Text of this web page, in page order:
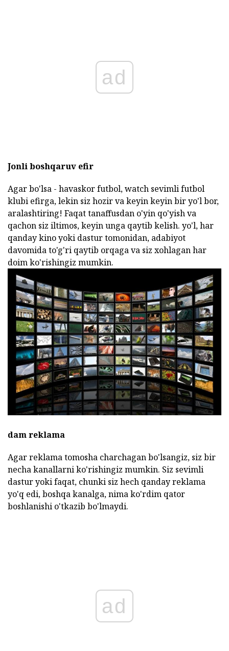
ad
Jonli boshqaruv efir
Agar bo'lsa - havaskor futbol, watch sevimli futbol
klubi efirga, lekin siz hozir va keyin keyin bir yo'l bor,
aralashtiring! Faqat tanaffusdan o'yin qo'yish va
qachon siz iltimos, keyin unga qaytib kelish. yo'l, har
qanday kino yoki dastur tomonidan, adabiyot
davomida to'g'ri qaytib orqaga va siz xohlagan har
doim ko'rishingiz mumkin.
dam reklama
Agar reklama tomosha charchagan bo'lsangiz, siz bir
necha kanallarni ko'rishingiz mumkin. Siz sevimli
dastur yoki faqat, chunki siz hech qanday reklama
yo'q edi, boshqa kanalga, nima ko'rdim qator
boshlanishi o'tkazib bo'lmaydi.
ad